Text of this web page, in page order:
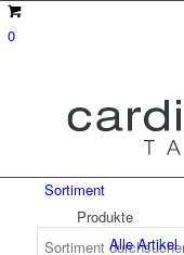
0
Sortiment
Produkte
Alle Artikel